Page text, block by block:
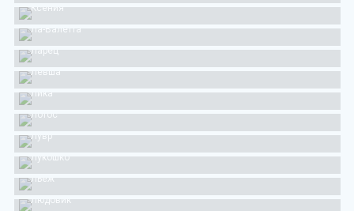
Ксения
Ла-Валетта
Ларец
Левша
Лика
Лотос
Лувр
Лукошко
Льеж
Людовик